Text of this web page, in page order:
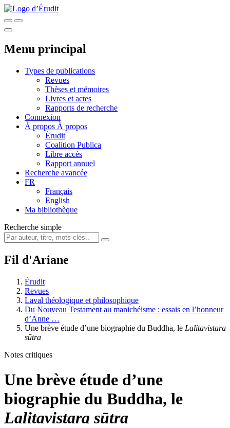
Menu principal
Types de publications
Revues
Thèses et mémoires
Livres et actes
Rapports de recherche
Connexion
À propos À propos
Érudit
Coalition Publica
Libre accès
Rapport annuel
Recherche avancée
FR
Français
English
Ma bibliothèque
Recherche simple
Fil d'Ariane
Érudit
Revues
Laval théologique et philosophique
Du Nouveau Testament au manichéisme : essais en l’honneur
d’Anne …
Une brève étude d’une biographie du Buddha, le Lalitavistara
sūtra
Notes critiques
Une brève étude d’une
biographie du Buddha, le
Lalitavistara sūtra